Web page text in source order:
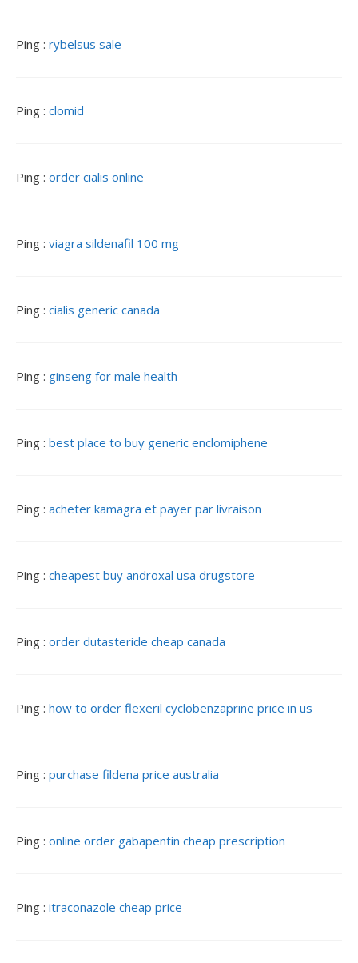
o
s
i
e
Ping : rybelsus sale
Ping : clomid
Ping : order cialis online
Ping : viagra sildenafil 100 mg
Ping : cialis generic canada
Ping : ginseng for male health
Ping : best place to buy generic enclomiphene
Ping : acheter kamagra et payer par livraison
Ping : cheapest buy androxal usa drugstore
Ping : order dutasteride cheap canada
Ping : how to order flexeril cyclobenzaprine price in us
Ping : purchase fildena price australia
Ping : online order gabapentin cheap prescription
Ping : itraconazole cheap price